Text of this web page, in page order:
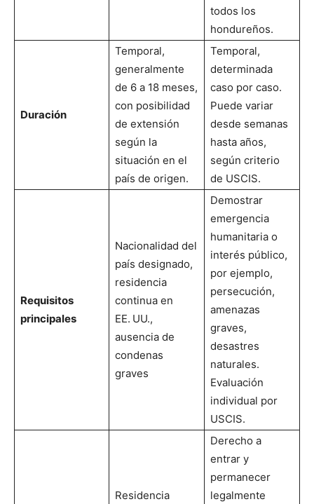
todos los
hondureños.
Duración
Temporal,
generalmente
de 6 a 18 meses,
con posibilidad
de extensión
según la
situación en el
país de origen.
Temporal,
determinada
caso por caso.
Puede variar
desde semanas
hasta años,
según criterio
de USCIS.
Requisitos
principales
Nacionalidad del
país designado,
residencia
continua en
EE. UU.,
ausencia de
condenas
graves
Demostrar
emergencia
humanitaria o
interés público,
por ejemplo,
persecución,
amenazas
graves,
desastres
naturales.
Evaluación
individual por
USCIS.
Residencia
Derecho a
entrar y
permanecer
legalmente